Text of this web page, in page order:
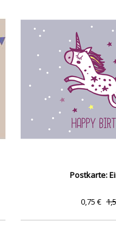
Postkarte:
0,75 €